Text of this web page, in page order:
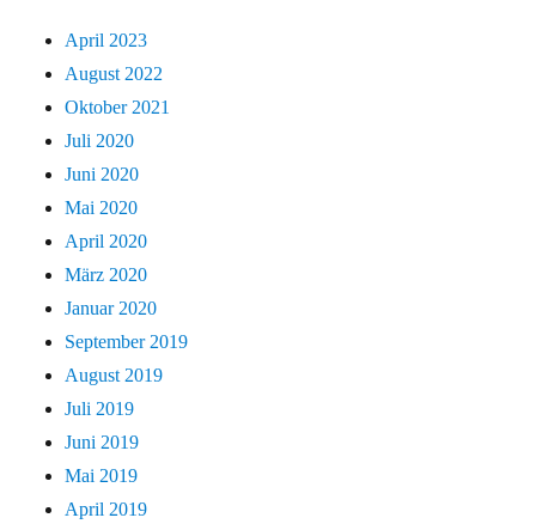
April 2023
August 2022
Oktober 2021
Juli 2020
Juni 2020
Mai 2020
April 2020
März 2020
Januar 2020
September 2019
August 2019
Juli 2019
Juni 2019
Mai 2019
April 2019